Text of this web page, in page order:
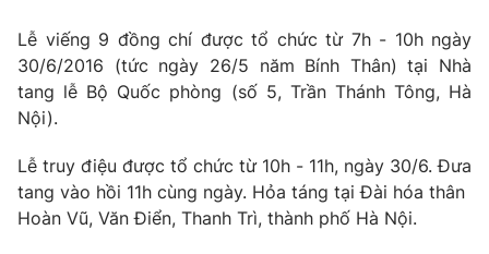
Góc doanh nghiệp
Truyền hình
Phim VTV
Nhân vật
Khán giả
Giải trí
Điện ảnh
Âm nhạc
Đời sống
Du lịch
Lễ viếng 9 đồng chí được tổ chức từ 7h - 10h ngày
30/6/2016 (tức ngày 26/5 năm Bính Thân) tại Nhà
tang lễ Bộ Quốc phòng (số 5, Trần Thánh Tông, Hà
Nội).
Lễ truy điệu được tổ chức từ 10h - 11h, ngày 30/6. Đưa
tang vào hồi 11h cùng ngày. Hỏa táng tại Đài hóa thân
Hoàn Vũ, Văn Điển, Thanh Trì, thành phố Hà Nội.